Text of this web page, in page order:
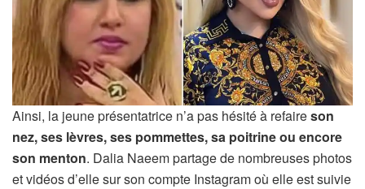
Ainsi, la jeune présentatrice n’a pas hésité à refaireson
nez, ses lèvres, ses pommettes, sa poitrine ou encore
son menton. Dalia Naeem partage de nombreuses photos
et vidéos d’elle sur son compte Instagram où elle est suivie